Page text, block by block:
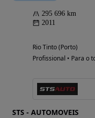
295 696 km
2011
Rio Tinto (Porto)
Profissional • Para o
STS - AUTOMOVEIS